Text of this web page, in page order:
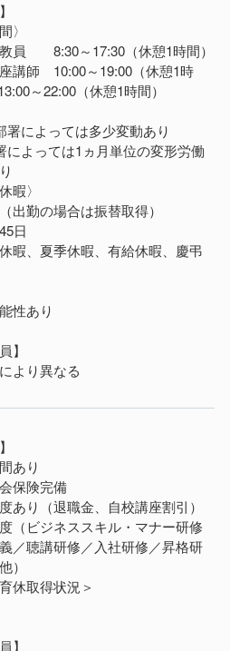
〉
員 8:30～17:30（休憩1時間）
講師 10:00～19:00（休憩1時
～22:00（休憩1時間）
署によっては多少変動あり
によっては1ヵ月単位の変形労働
暇〉
出勤の場合は振替取得）
日
暇、夏季休暇、有給休暇、慶弔
性あり
】
より異なる
あり
保険完備
あり（退職金、自校講座割引）
（ビジネススキル・マナー研修
／聴講研修／入社研修／昇格研
）
休取得状況＞
】